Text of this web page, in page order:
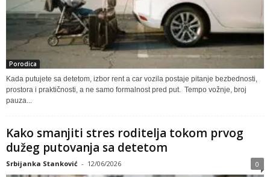
Porodica
Kada putujete sa detetom, izbor rent a car vozila postaje pitanje bezbednosti,
prostora i praktičnosti, a ne samo formalnost pred put. Tempo vožnje, broj
pauza...
Kako smanjiti stres roditelja tokom prvog
dužeg putovanja sa detetom
Srbijanka Stanković - 12/06/2026 0